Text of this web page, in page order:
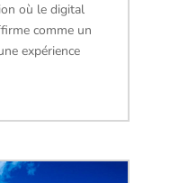
où le digital
comme un
expérience